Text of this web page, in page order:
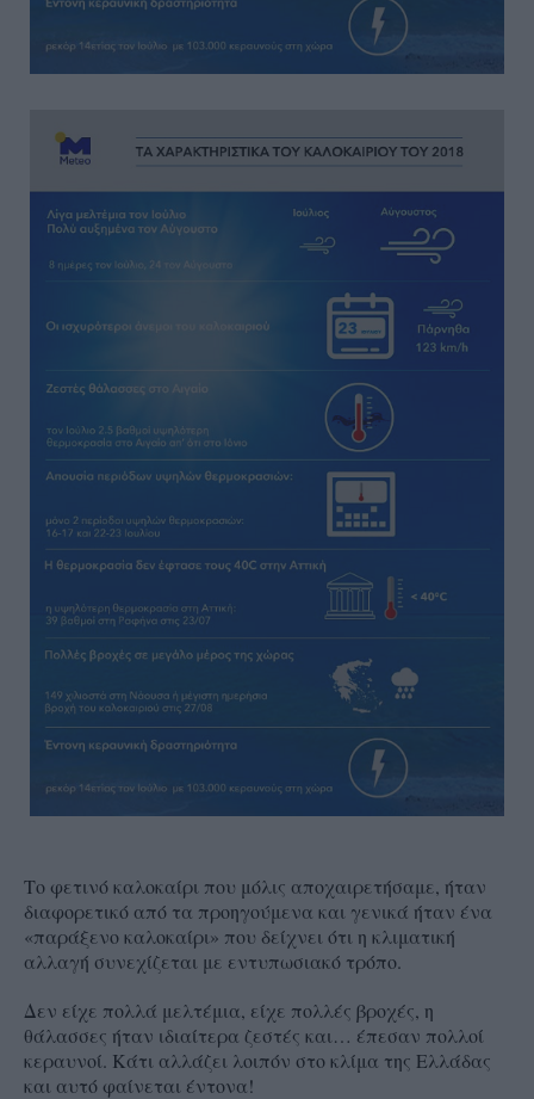
Το φετινό καλοκαίρι που μόλις αποχαιρετήσαμε, ήταν
διαφορετικό από τα προηγούμενα και γενικά ήταν ένα
«παράξενο καλοκαίρι» που δείχνει ότι η κλιματική
αλλαγή συνεχίζεται με εντυπωσιακό τρόπο.
Δεν είχε πολλά μελτέμια, είχε πολλές βροχές, η
θάλασσες ήταν ιδιαίτερα ζεστές και… έπεσαν πολλοί
κεραυνοί. Κάτι αλλάζει λοιπόν στο κλίμα της Ελλάδας
και αυτό φαίνεται έντονα!